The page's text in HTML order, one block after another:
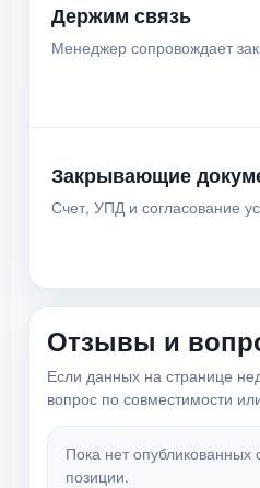
Держим связь
Менеджер сопровождает
Закрывающие
Счет, УПД и согласование
Отзывы и
Если данных на странице
вопрос по совместимости
Пока нет опубликованных
позиции.